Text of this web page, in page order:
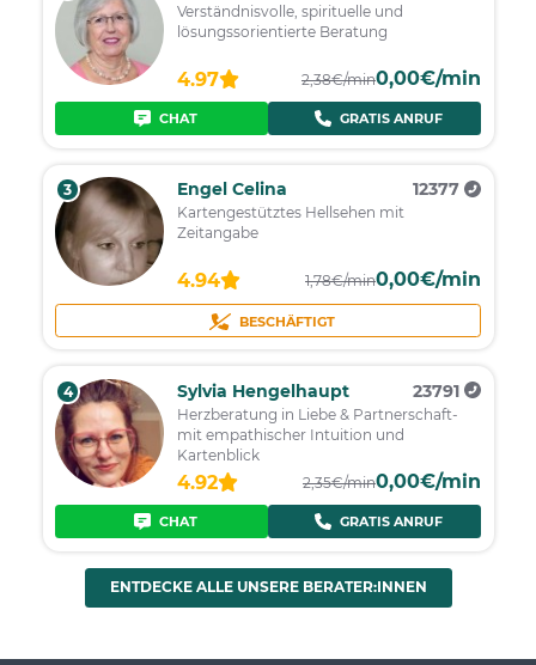
Verständnisvolle, spirituelle und
lösungssorientierte Beratung
4.97 2,38€/min0,00€/min
CHAT GRATIS ANRUF
3 Engel Celina 12377
Kartengestütztes Hellsehen mit
Zeitangabe
4.94 1,78€/min0,00€/min
BESCHÄFTIGT
4 Sylvia Hengelhaupt 23791
Herzberatung in Liebe & Partnerschaft-
mit empathischer Intuition und
Kartenblick
4.92 2,35€/min0,00€/min
CHAT GRATIS ANRUF
ENTDECKE ALLE UNSERE BERATER:INNEN